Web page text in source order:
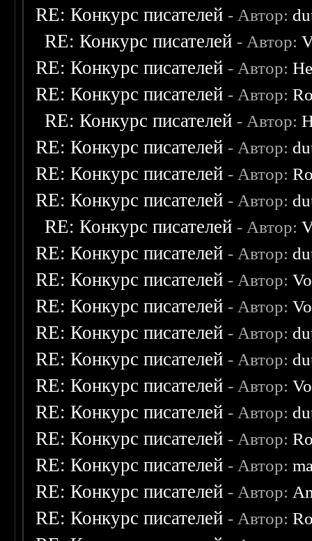
RE: Конкурс писателей - Автор:
RE: Конкурс писателей - Автор:
RE: Конкурс писателей - Автор:
RE: Конкурс писателей - Автор:
RE: Конкурс писателей - Автор:
RE: Конкурс писателей - Автор:
RE: Конкурс писателей - Автор:
RE: Конкурс писателей - Автор:
RE: Конкурс писателей - Автор:
RE: Конкурс писателей - Автор:
RE: Конкурс писателей - Автор:
RE: Конкурс писателей - Автор:
RE: Конкурс писателей - Автор:
RE: Конкурс писателей - Автор:
RE: Конкурс писателей - Автор:
RE: Конкурс писателей - Автор:
RE: Конкурс писателей - Автор:
RE: Конкурс писателей - Автор:
RE: Конкурс писателей - Автор:
RE: Конкурс писателей - Автор: